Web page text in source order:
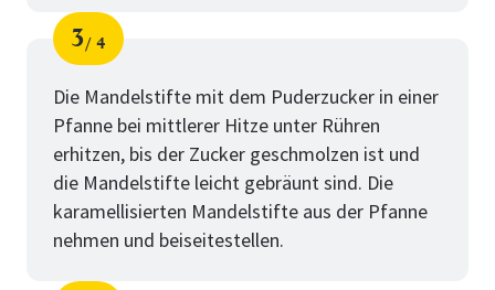
Schritt
3
von
4
Die Mandelstifte mit dem Puderzucker in einer
Pfanne bei mittlerer Hitze unter Rühren
erhitzen, bis der Zucker geschmolzen ist und
die Mandelstifte leicht gebräunt sind. Die
karamellisierten Mandelstifte aus der Pfanne
nehmen und beiseitestellen.